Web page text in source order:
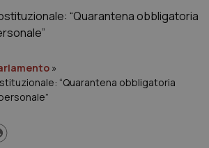
»
“Quarantena obbligatoria